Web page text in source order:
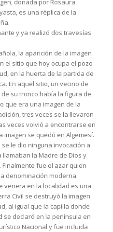
donada por Rosaura
es una réplica de la
y ya realizó dos travesías
la aparición de la imagen
el sitio que hoy ocupa el pozo
en la huerta de la partida de
En aquel sitio, un vecino de
su tronco había la figura de
que era una imagen de la
tres veces se la llevaron
veces volvió a encontrarse en
imagen se quedó en Algemesí.
le dio ninguna invocación a
la Madre de Dios y
fue el azar quien
denominación moderna.
venera en la localidad es una
Civil se destruyó la imagen
al igual que la capilla donde
se declaró en la península en
Nacional y fue incluida